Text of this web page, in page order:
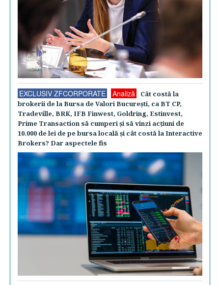
EXCLUSIV ZFCORPORATE Analiză
Cât costă la
brokerii de la Bursa de Valori Bucureşti, ca BT CP,
Tradeville, BRK, IFB Finwest, Goldring, Estinvest,
Prime Transaction să cumperi şi să vinzi acţiuni de
10.000 de lei de pe bursa locală şi cât costă la Interactive
Brokers? Dar aspectele fis